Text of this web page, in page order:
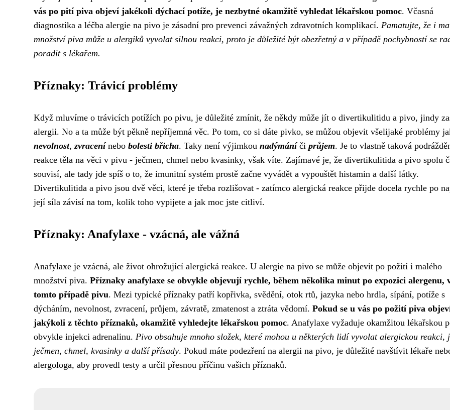
vás po pití piva objeví jakékoli dýchací potíže, je nezbytné okamžitě vyhledat lékařskou pomoc. Včasná
diagnostika a léčba alergie na pivo je zásadní pro prevenci závažných zdravotních komplikací. Pamatujte, že i
množství piva může u alergiků vyvolat silnou reakci, proto je důležité být obezřetný a v případě pochybností se
poradit s lékařem.
Příznaky: Trávicí problémy
Když mluvíme o trávicích potížích po pivu, je důležité zmínit, že někdy může jít o divertikulitidu a pivo, jindy
alergii. No a ta může být pěkně nepříjemná věc. Po tom, co si dáte pivko, se můžou objevit všelijaké problémy
nevolnost, zvracenínebo bolesti břicha. Taky není výjimkou nadýmáníči průjem. Je to vlastně taková
reakce těla na věci v pivu - ječmen, chmel nebo kvasinky, však víte. Zajímavé je, že divertikulitida a pivo spolu
souvisí, ale tady jde spíš o to, že imunitní systém prostě začne vyvádět a vypouštět histamin a další látky.
Divertikulitida a pivo jsou dvě věci, které je třeba rozlišovat - zatímco alergická reakce přijde docela rychle po
její síla závisí na tom, kolik toho vypijete a jak moc jste citliví.
Příznaky: Anafylaxe - vzácná, ale vážná
Anafylaxe je vzácná, ale život ohrožující alergická reakce. U alergie na pivo se může objevit po požití i malého
množství piva. Příznaky anafylaxe se obvykle objevují rychle, během několika minut po expozici alergenu,
tomto případě pivu. Mezi typické příznaky patří kopřivka, svědění, otok rtů, jazyka nebo hrdla, sípání, potíže s
dýcháním, nevolnost, zvracení, průjem, závratě, zmatenost a ztráta vědomí. Pokud se u vás po požití piva
jakýkoli z těchto příznaků, okamžitě vyhledejte lékařskou pomoc. Anafylaxe vyžaduje okamžitou lékařskou
obvykle injekci adrenalinu. Pivo obsahuje mnoho složek, které mohou u některých lidí vyvolat alergickou reakci,
ječmen, chmel, kvasinky a další přísady. Pokud máte podezření na alergii na pivo, je důležité navštívit lékaře
alergologa, aby provedl testy a určil přesnou příčinu vašich příznaků.